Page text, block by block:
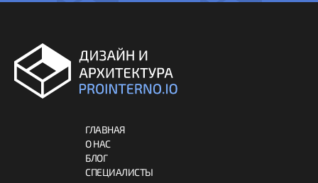
ГЛАВНАЯ
О НАС
БЛОГ
СПЕЦИАЛИСТЫ